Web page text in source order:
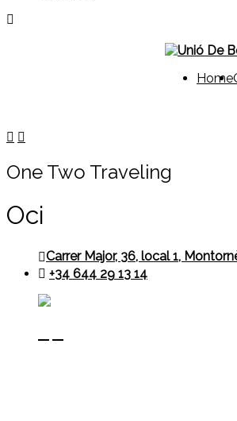
Home
One Two Traveling
Oci
Carrer Major, 36, local 1,
+34 644 29 13 14